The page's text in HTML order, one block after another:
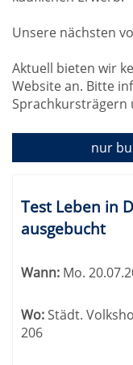
Unsere nächsten
Aktuell bieten wir
Website an. Bitte
Sprachkursträgern
nur
können
sortiert
Test Leben in
ausgebucht
Wann: Mo.
Wo:Städt.
206